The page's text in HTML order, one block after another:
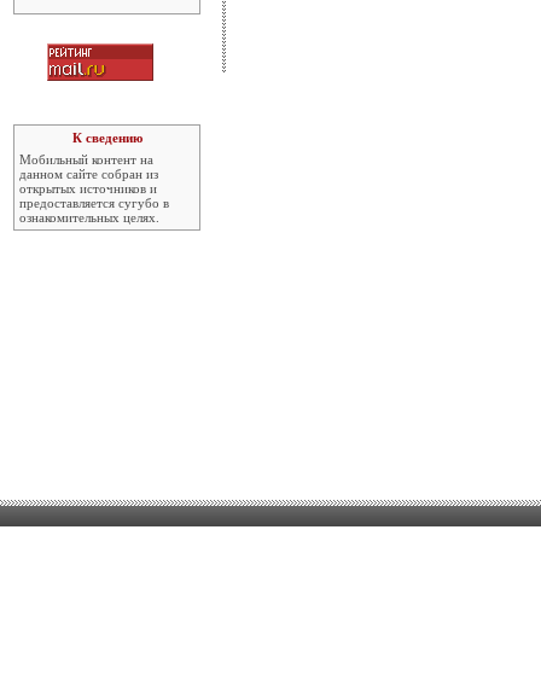
К сведению
Мобильный контент на
данном сайте собран из
открытых источников и
предоставляется сугубо в
ознакомительных целях.